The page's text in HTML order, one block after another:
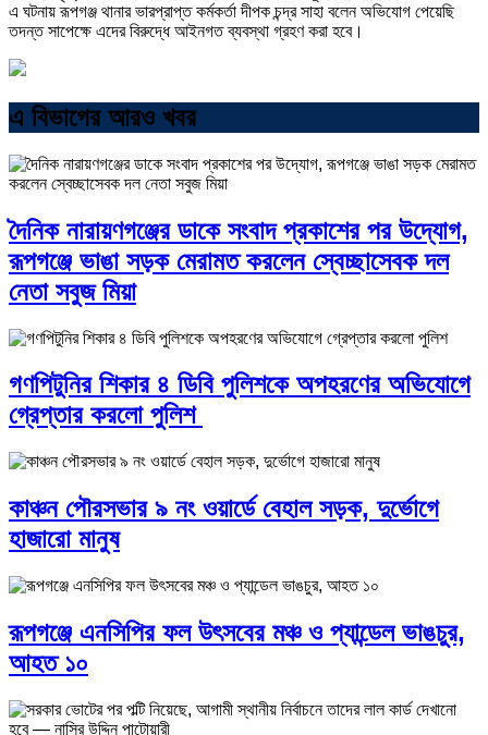
এ ঘটনায় রূপগঞ্জ থানার ভারপ্রাপ্ত কর্মকর্তা দীপক চন্দ্র সাহা বলেন অভিযোগ পেয়েছি
তদন্ত সাপেক্ষে এদের বিরুদ্ধে আইনগত ব্যবস্থা গ্রহণ করা হবে।
এ বিভাগের আরও খবর
দৈনিক নারায়ণগঞ্জের ডাকে সংবাদ প্রকাশের পর উদ্যোগ,
রূপগঞ্জে ভাঙা সড়ক মেরামত করলেন স্বেচ্ছাসেবক দল
নেতা সবুজ মিয়া
গণপিটুনির শিকার ৪ ডিবি পুলিশকে অপহরণের অভিযোগে
গ্রেপ্তার করলো পুলিশ
কাঞ্চন পৌরসভার ৯ নং ওয়ার্ডে বেহাল সড়ক, দুর্ভোগে
হাজারো মানুষ
রূপগঞ্জে এনসিপির ফল উৎসবের মঞ্চ ও প্যান্ডেল ভাঙচুর,
আহত ১০